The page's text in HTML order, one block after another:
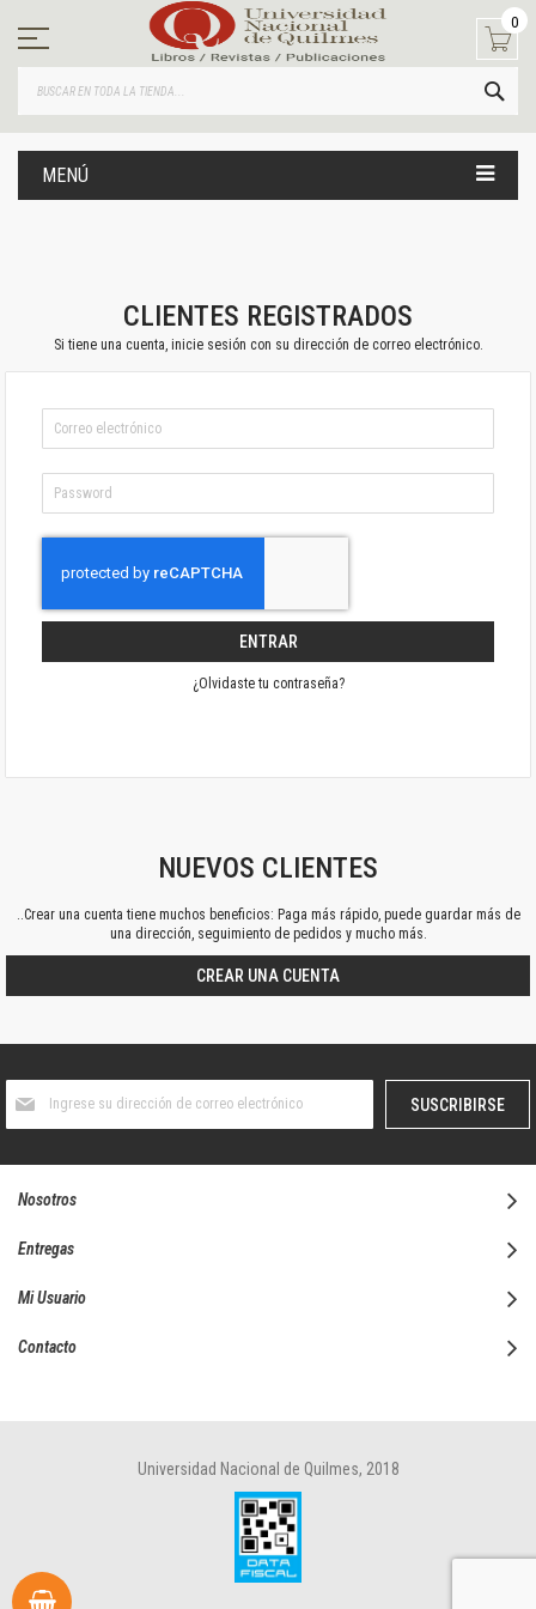
contenido
0
MENÚ
CLIENTES REGISTRADOS
Si tiene una cuenta, inicie sesión con su dirección de correo electrónico.
ENTRAR
¿Olvidaste tu contraseña?
NUEVOS CLIENTES
..Crear una cuenta tiene muchos beneficios: Paga más rápido, puede guardar más de
una dirección, seguimiento de pedidos y mucho más.
CREAR UNA CUENTA
boletín
SUSCRIBIRSE
Nosotros
Entregas
Mi Usuario
Contacto
Universidad Nacional de Quilmes, 2018